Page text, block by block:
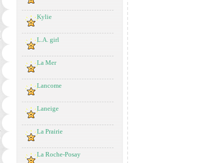
Kylie
L.A. girl
La Mer
Lancome
Laneige
La Prairie
La Roche-Posay